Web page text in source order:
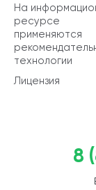
На
ресурсе
применяются
технологии
Лицензия
8